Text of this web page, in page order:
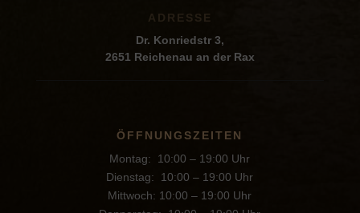
ADRESSE
Dr. Konriedstr 3,
2651 Reichenau an der Rax
ÖFFNUNGSZEITEN
Montag: 10:00 – 19:00 Uhr
Dienstag: 10:00 – 19:00 Uhr
Mittwoch: 10:00 – 19:00 Uhr